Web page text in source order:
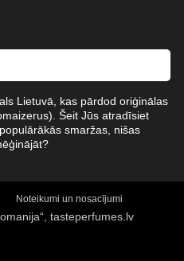
Lietuvā, kas pārdod oriģinālas
Šeit Jūs atradīsiet
smaržas, nišas
Noteikumi un nosacījumi
tasteperfumes.lv